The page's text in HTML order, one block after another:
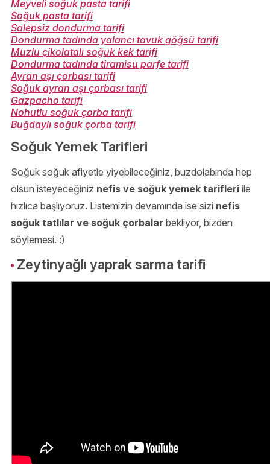
Meyveli soğuk pasta tarifi
Soğuk pasta tarifi
Salepsiz dondurma tarifi
Dondurma tadında yalancı tavuk göğsü tarifi
Muzlu çikolatalı soğuk kek tarifi
Dondurma tadında tiramisu parfe tarifi
Ayran aşı çorbası tarifi
Soğuk ayran aşı çorbası tarifi
Gazpacho tarifi
Nohutlu soğuk çorba tarifi
Buğdaylı soğuk çorba tarifi
Soğuk Yemek Tarifleri
Soğuk soğuk afiyetle yiyebileceğiniz, buzdolabında hep
olsun isteyeceğiniz nefis ve soğuk yemek tarifleri ile
hızlıca başlıyoruz. Listemizin devamında ise sizi nefis
soğuk tatlılar ve soğuk çorbalar bekliyor, bizden
söylemesi. :)
Zeytinyağlı yaprak sarma tarifi